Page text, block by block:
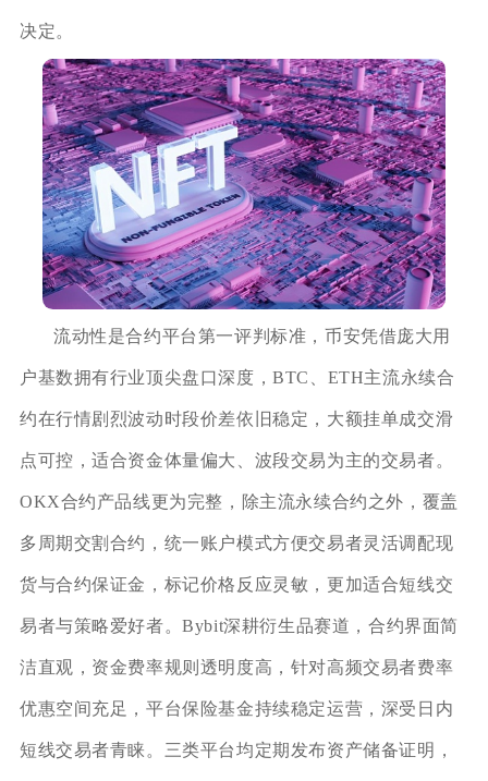
决定。
流动性是合约平台第一评判标准，币安凭借庞大用
户基数拥有行业顶尖盘口深度，BTC、ETH主流永续合
约在行情剧烈波动时段价差依旧稳定，大额挂单成交滑
点可控，适合资金体量偏大、波段交易为主的交易者。
OKX合约产品线更为完整，除主流永续合约之外，覆盖
多周期交割合约，统一账户模式方便交易者灵活调配现
货与合约保证金，标记价格反应灵敏，更加适合短线交
易者与策略爱好者。Bybit深耕衍生品赛道，合约界面简
洁直观，资金费率规则透明度高，针对高频交易者费率
优惠空间充足，平台保险基金持续稳定运营，深受日内
短线交易者青睐。三类平台均定期发布资产储备证明，